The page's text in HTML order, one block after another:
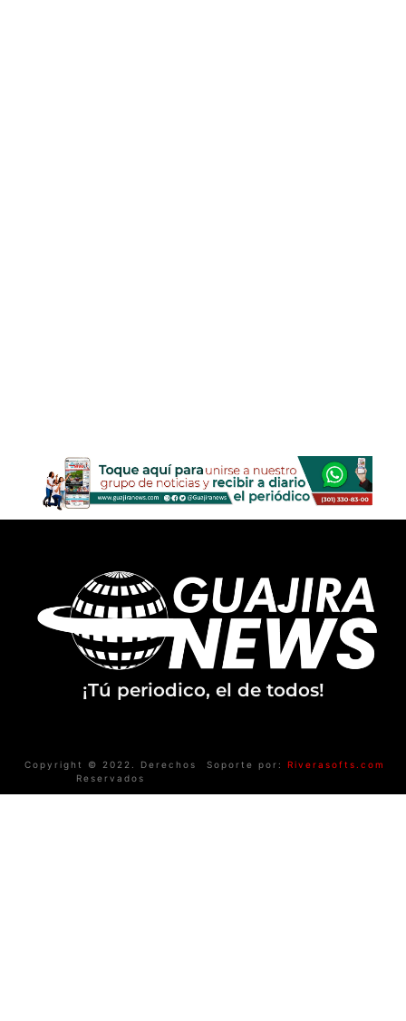
¡Tú periodico, el de todos!
Copyright © 2022. Derechos
Reservados
Soporte por: Riverasofts.com